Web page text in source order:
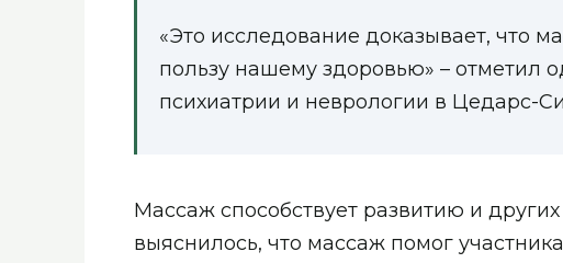
«Это исследование доказывает, что
пользу нашему здоровью» – отметил
психиатрии и неврологии в Цедарс-
Массаж способствует развитию и
выяснилось, что массаж помог